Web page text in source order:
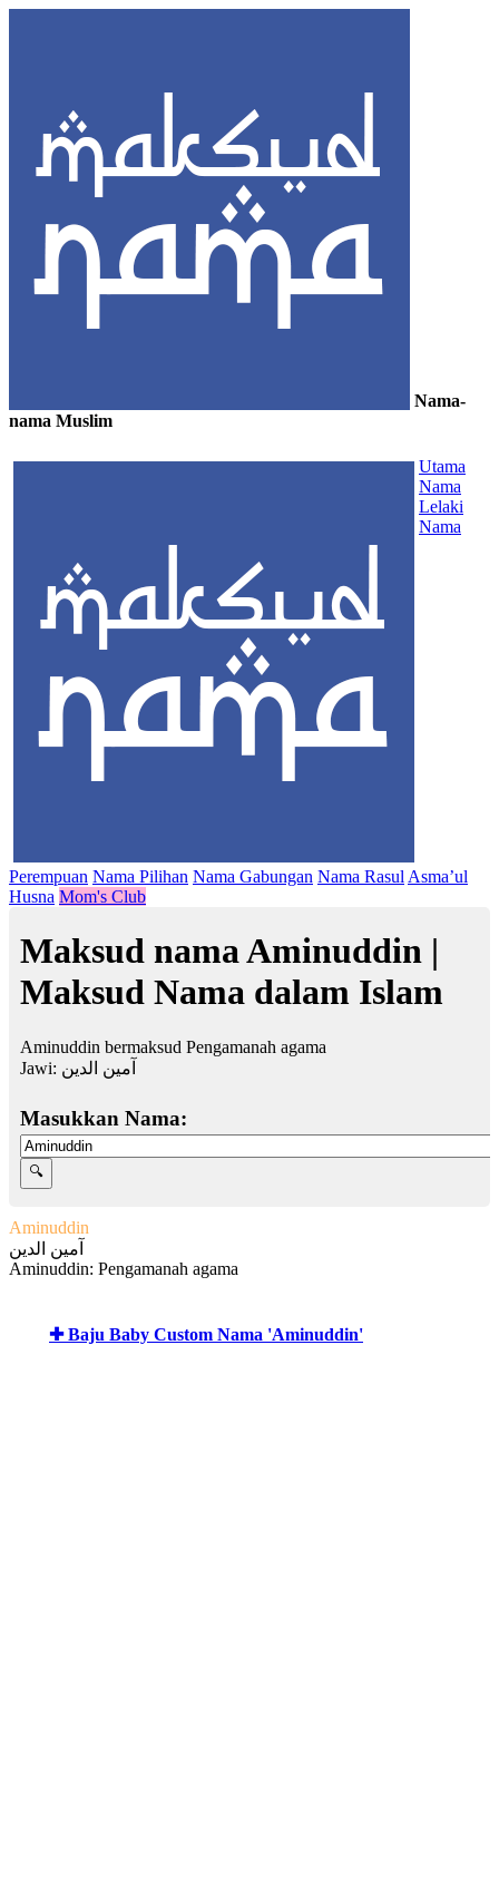
Nama-
nama Muslim
Utama
Nama
Lelaki
Nama
Perempuan Nama Pilihan Nama Gabungan Nama Rasul Asma’ul
Husna Mom's Club
Maksud nama Aminuddin |
Maksud Nama dalam Islam
Aminuddin bermaksud Pengamanah agama
Jawi: آمين الدين
Masukkan Nama:
Aminuddin
آمين الدين
Aminuddin: Pengamanah agama
✚ Baju Baby Custom Nama 'Aminuddin'